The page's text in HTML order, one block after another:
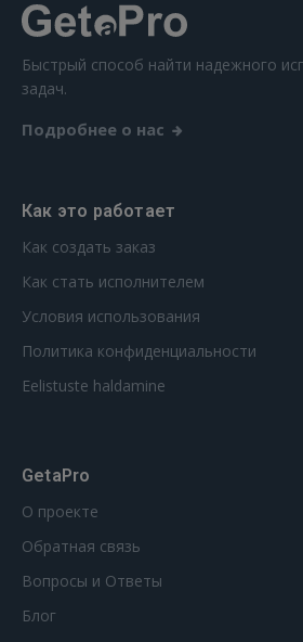
Быстрый способ найти надежного
задач.
Подробнее о нас
Как это работает
Как создать заказ
Как стать исполнителем
Условия использования
Политика конфиденциальности
Eelistuste haldamine
GetaPro
О проекте
Обратная связь
Вопросы и Ответы
Блог